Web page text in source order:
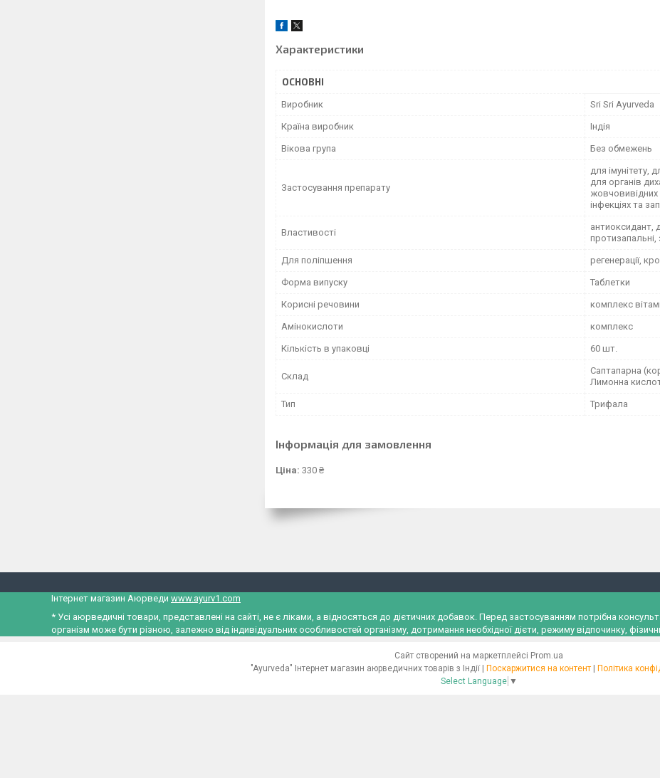
Характеристики
ОСНОВНІ
Виробник Sri Sri Ayurveda
Країна виробник Індія
Вікова група Без обмежень
Застосування препарату
для імунітету,
для органів
жовчовивідних
інфекціях та
Властивості
антиоксидант,
протизапальні,
Для поліпшення регенерації,
Форма випуску Таблетки
Корисні речовини комплекс
Амінокислоти комплекс
Кількість в упаковці 60 шт.
Склад
Саптапарна
Лимонна
Тип Трифала
Інформація для замовлення
Ціна: 330 ₴
Інтернет магазин Аюрведи www.ayurv1.com
* Усі аюрведичні товари, представлені на сайті, не є ліками, а відносяться до дієтичних добавок. Перед застосуванням потрібна
організм може бути різною, залежно від індивідуальних особливостей організму, дотримання необхідної дієти, режиму відпочинку,
Сайт створений на маркетплейсі Prom.ua
"Ayurveda" Інтернет магазин аюрведичних товарів з Індії | Поскаржитися на контент | Політика
Select Language ▼